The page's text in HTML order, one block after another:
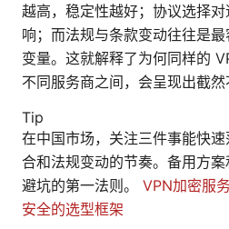
越高，稳定性越好；协议选择
响；而法规与条款变动往往是
变量。这就解释了为何同样的
不同服务商之间，会呈现出截然
Tip
在中国市场，关注三件事能快
合和法规变动的节奏。备用方
避坑的第一法则。 VPN加密服
安全的选型框架